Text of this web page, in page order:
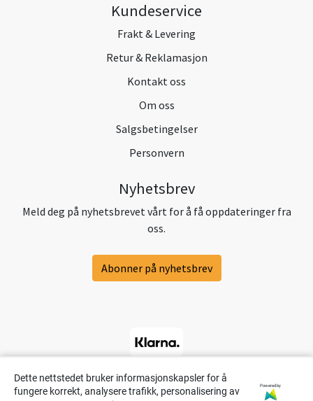
Dette nettstedet bruker informasjonskapsler for å
fungere korrekt, analysere trafikk, personalisering av
Powered by
Kundeservice
Frakt & Levering
Retur & Reklamasjon
Kontakt oss
Om oss
Salgsbetingelser
Personvern
Nyhetsbrev
Meld deg på nyhetsbrevet vårt for å få oppdateringer fra
oss.
Abonner på nyhetsbrev